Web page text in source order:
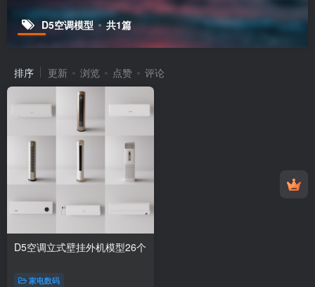
D5空调模型 共1篇
排序 更新 浏览 点赞 评论
D5空调立式壁挂外机模型26个
家电数码